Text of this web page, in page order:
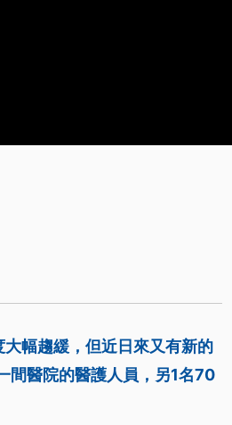
幅趨緩，但近日來又有新的
間醫院的醫護人員，另1名70